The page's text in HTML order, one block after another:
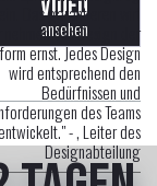
VIDEO
ansehen
sein. Das garantieren wir!
nehmen das Design der
ernst. Jedes Design
wird entsprechend den
Bedürfnissen und
des Teams
-, Leiter des
Designabteilung